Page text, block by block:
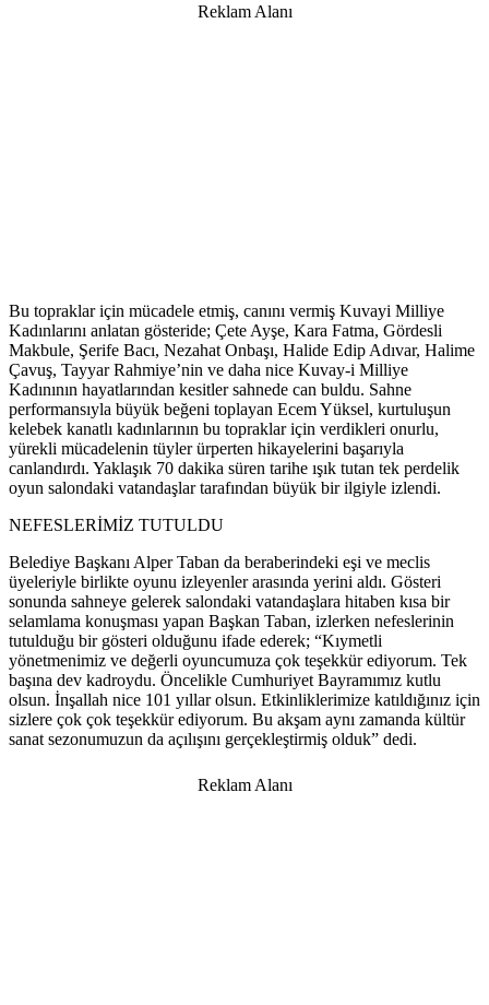
Reklam Alanı
Bu topraklar için mücadele etmiş, canını vermiş Kuvayi Milliye
Kadınlarını anlatan gösteride; Çete Ayşe, Kara Fatma, Gördesli
Makbule, Şerife Bacı, Nezahat Onbaşı, Halide Edip Adıvar, Halime
Çavuş, Tayyar Rahmiye’nin ve daha nice Kuvay-i Milliye
Kadınının hayatlarından kesitler sahnede can buldu. Sahne
performansıyla büyük beğeni toplayan Ecem Yüksel, kurtuluşun
kelebek kanatlı kadınlarının bu topraklar için verdikleri onurlu,
yürekli mücadelenin tüyler ürperten hikayelerini başarıyla
canlandırdı. Yaklaşık 70 dakika süren tarihe ışık tutan tek perdelik
oyun salondaki vatandaşlar tarafından büyük bir ilgiyle izlendi.
NEFESLERİMİZ TUTULDU
Belediye Başkanı Alper Taban da beraberindeki eşi ve meclis
üyeleriyle birlikte oyunu izleyenler arasında yerini aldı. Gösteri
sonunda sahneye gelerek salondaki vatandaşlara hitaben kısa bir
selamlama konuşması yapan Başkan Taban, izlerken nefeslerinin
tutulduğu bir gösteri olduğunu ifade ederek; “Kıymetli
yönetmenimiz ve değerli oyuncumuza çok teşekkür ediyorum. Tek
başına dev kadroydu. Öncelikle Cumhuriyet Bayramımız kutlu
olsun. İnşallah nice 101 yıllar olsun. Etkinliklerimize katıldığınız için
sizlere çok çok teşekkür ediyorum. Bu akşam aynı zamanda kültür
sanat sezonumuzun da açılışını gerçekleştirmiş olduk” dedi.
Reklam Alanı